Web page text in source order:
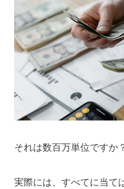
それは数百万単位ですか
実際には、すべてに当て